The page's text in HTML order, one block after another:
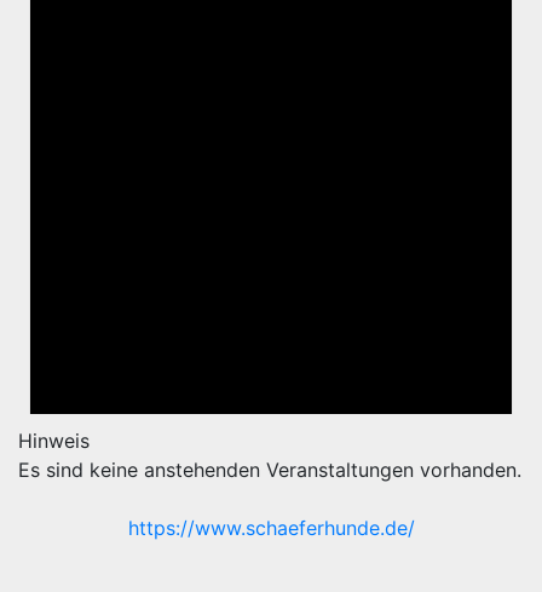
Hinweis
Es sind keine anstehenden Veranstaltungen vorhanden.
https://www.schaeferhunde.de/